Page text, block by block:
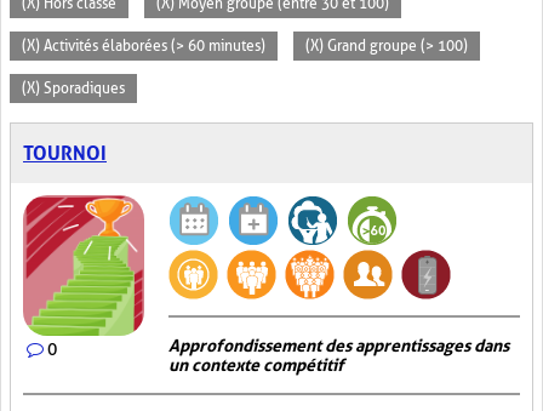
(X) Hors classe (X) Moyen groupe (entre 30 et 100)
(X) Activités élaborées (> 60 minutes) (X) Grand groupe (> 100)
(X) Sporadiques
TOURNOI
0
Approfondissement des apprentissages dans
un contexte compétitif